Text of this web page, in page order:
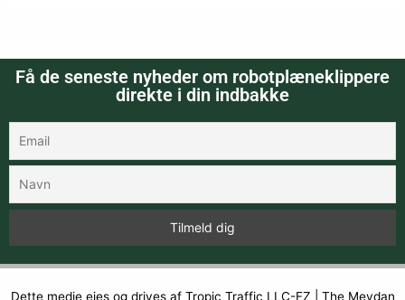
Få de seneste nyheder om robotplæneklippere
direkte i din indbakke
Dette medie ejes og drives af Tropic Traffic LLC-FZ | The Meydan